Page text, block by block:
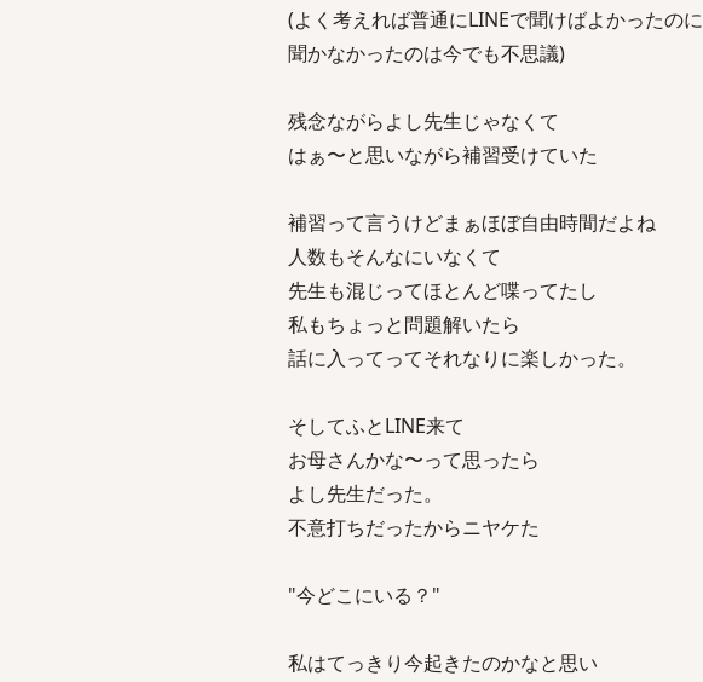
(よく考えれば普通にLINEで聞けばよかったのに
聞かなかったのは今でも不思議)
残念ながらよし先生じゃなくて
はぁ〜と思いながら補習受けていた
補習って言うけどまぁほぼ自由時間だよね
人数もそんなにいなくて
先生も混じってほとんど喋ってたし
私もちょっと問題解いたら
話に入ってってそれなりに楽しかった。
そしてふとLINE来て
お母さんかな〜って思ったら
よし先生だった。
不意打ちだったからニヤケた
"今どこにいる？"
私はてっきり今起きたのかなと思い